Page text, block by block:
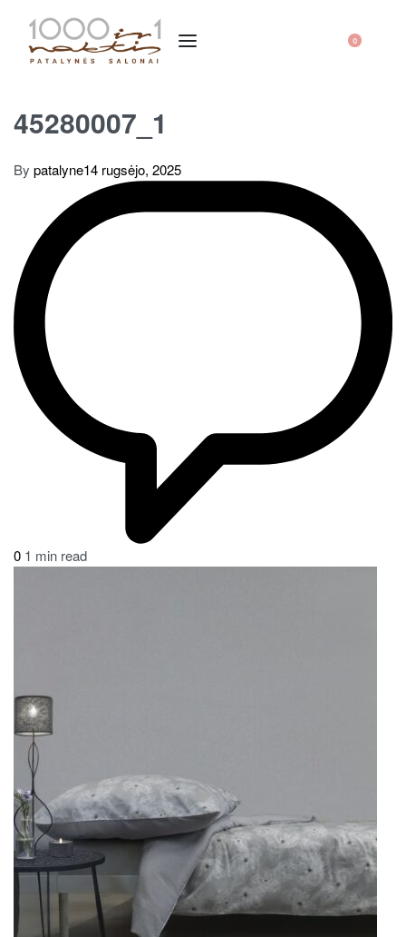
0
45280007_1
By patalyne14 rugsėjo, 2025
0 1 min read